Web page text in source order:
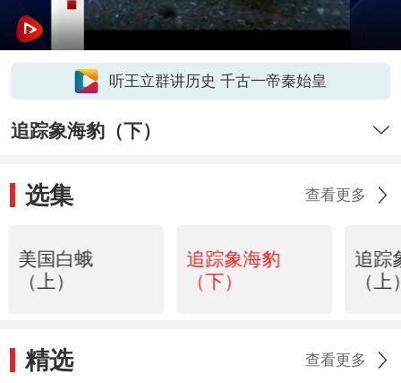
听王立群讲历史 千古一帝秦始皇
追踪象海豹（下）
选集 查看更多
美国白蛾
（上）
追踪象海豹
（下）
追踪
（上
精选 查看更多